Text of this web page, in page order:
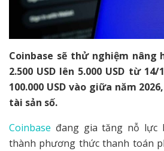
Coinbase sẽ thử nghiệm
2.500 USD lên 5.000 USD từ
100.000 USD vào giữa năm
tài sản số.
Coinbase đang gia tăng nỗ lực
thành phương thức thanh toán